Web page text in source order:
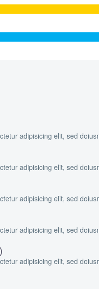
adipisicing elit, sed
adipisicing elit, sed
adipisicing elit, sed
adipisicing elit, sed
adipisicing elit, sed